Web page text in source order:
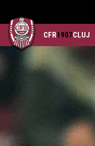
CFR1907CLUJ